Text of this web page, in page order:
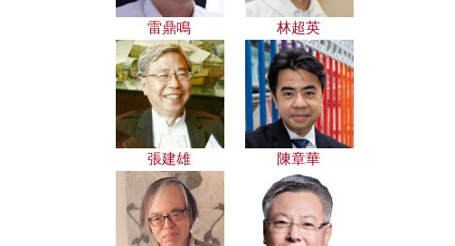
雷鼎鳴 林超英
張建雄 陳章華